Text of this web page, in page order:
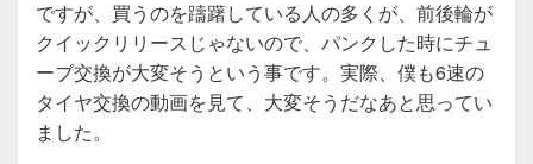
ですが、買うのを躊躇している人の多くが、前後輪が
クイックリリースじゃないので、パンクした時にチュ
ーブ交換が大変そうという事です。実際、僕も6速の
タイヤ交換の動画を見て、大変そうだなあと思ってい
ました。